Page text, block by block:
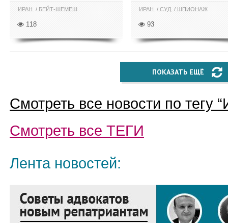
ИРАН БЕЙТ-ШЕМЕШ
118
ИРАН СУД ШПИОНАЖ
93
ПОКАЗАТЬ ЕЩЁ
Смотреть все новости по тегу “
Смотреть все ТЕГИ
Лента новостей: